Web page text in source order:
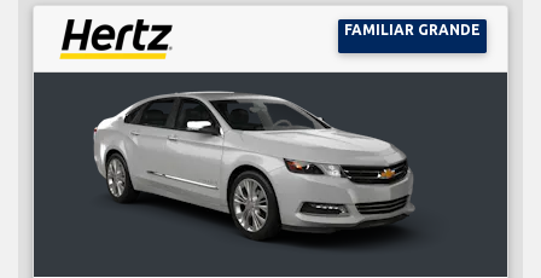
FAMILIAR GRANDE